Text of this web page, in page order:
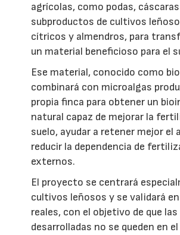
agrícolas, como podas,
subproductos de cultivos
cítricos y almendros, para
un material beneficioso para el
Ese material, conocido como
combinará con microalgas
propia finca para obtener un
natural capaz de mejorar la
suelo, ayudar a retener mejor el
reducir la dependencia de
externos.
El proyecto se centrará
cultivos leñosos y se validará
reales, con el objetivo de que
desarrolladas no se queden en